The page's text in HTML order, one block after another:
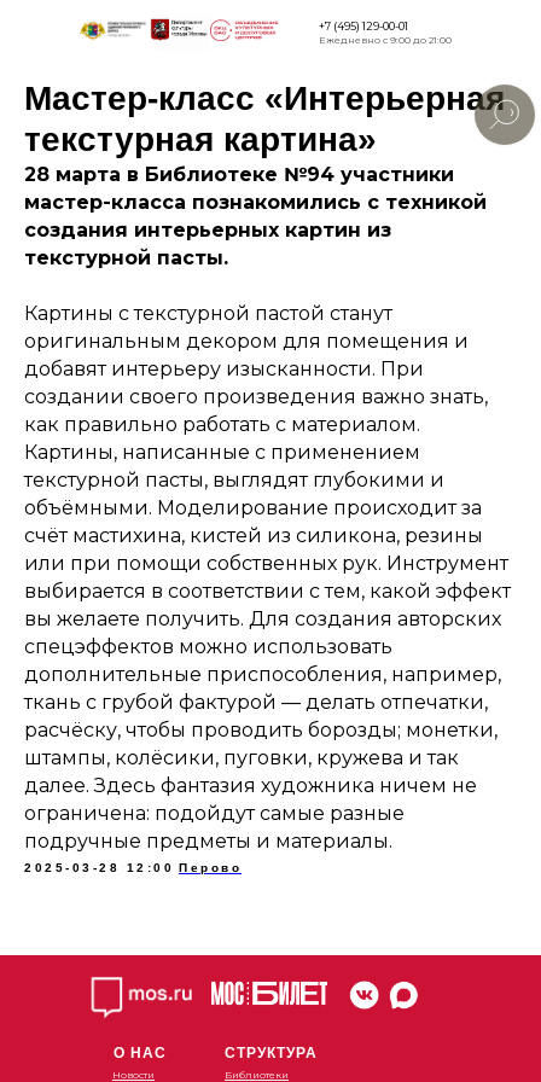
Версия для
+7 (495) 129-00-01
Ежедневно с 9:00 до 21:00
Мастер-класс «Интерьерная
текстурная картина»
28 марта в Библиотеке №94 участники
мастер-класса познакомились с техникой
создания интерьерных картин из
текстурной пасты.
Картины с текстурной пастой станут
оригинальным декором для помещения и
добавят интерьеру изысканности. При
создании своего произведения важно знать,
как правильно работать с материалом.
Картины, написанные с применением
текстурной пасты, выглядят глубокими и
объёмными. Моделирование происходит за
счёт мастихина, кистей из силикона, резины
или при помощи собственных рук. Инструмент
выбирается в соответствии с тем, какой эффект
вы желаете получить. Для создания авторских
спецэффектов можно использовать
дополнительные приспособления, например,
ткань с грубой фактурой — делать отпечатки,
расчёску, чтобы проводить борозды; монетки,
штампы, колёсики, пуговки, кружева и так
далее. Здесь фантазия художника ничем не
ограничена: подойдут самые разные
подручные предметы и материалы.
2025-03-28 12:00 Перово
О НАС
Новости
СТРУКТУРА
Библиотеки